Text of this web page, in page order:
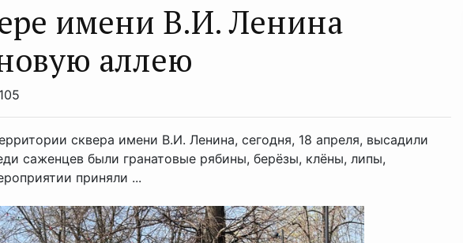
имени В.И. Ленина
аллею
105
сквера имени В.И. Ленина, сегодня, 18 апреля, высадили
саженцев были гранатовые рябины, берёзы, клёны, липы,
приняли ...